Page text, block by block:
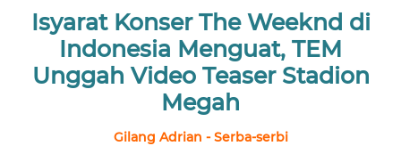
Isyarat Konser The Weeknd di
Indonesia Menguat, TEM
Unggah Video Teaser Stadion
Megah
Gilang Adrian - Serba-serbi
NASIONAL
DAERAH